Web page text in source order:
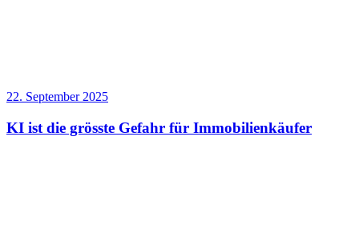
22. September 2025
KI ist die grösste Gefahr für Immobilienkäufer